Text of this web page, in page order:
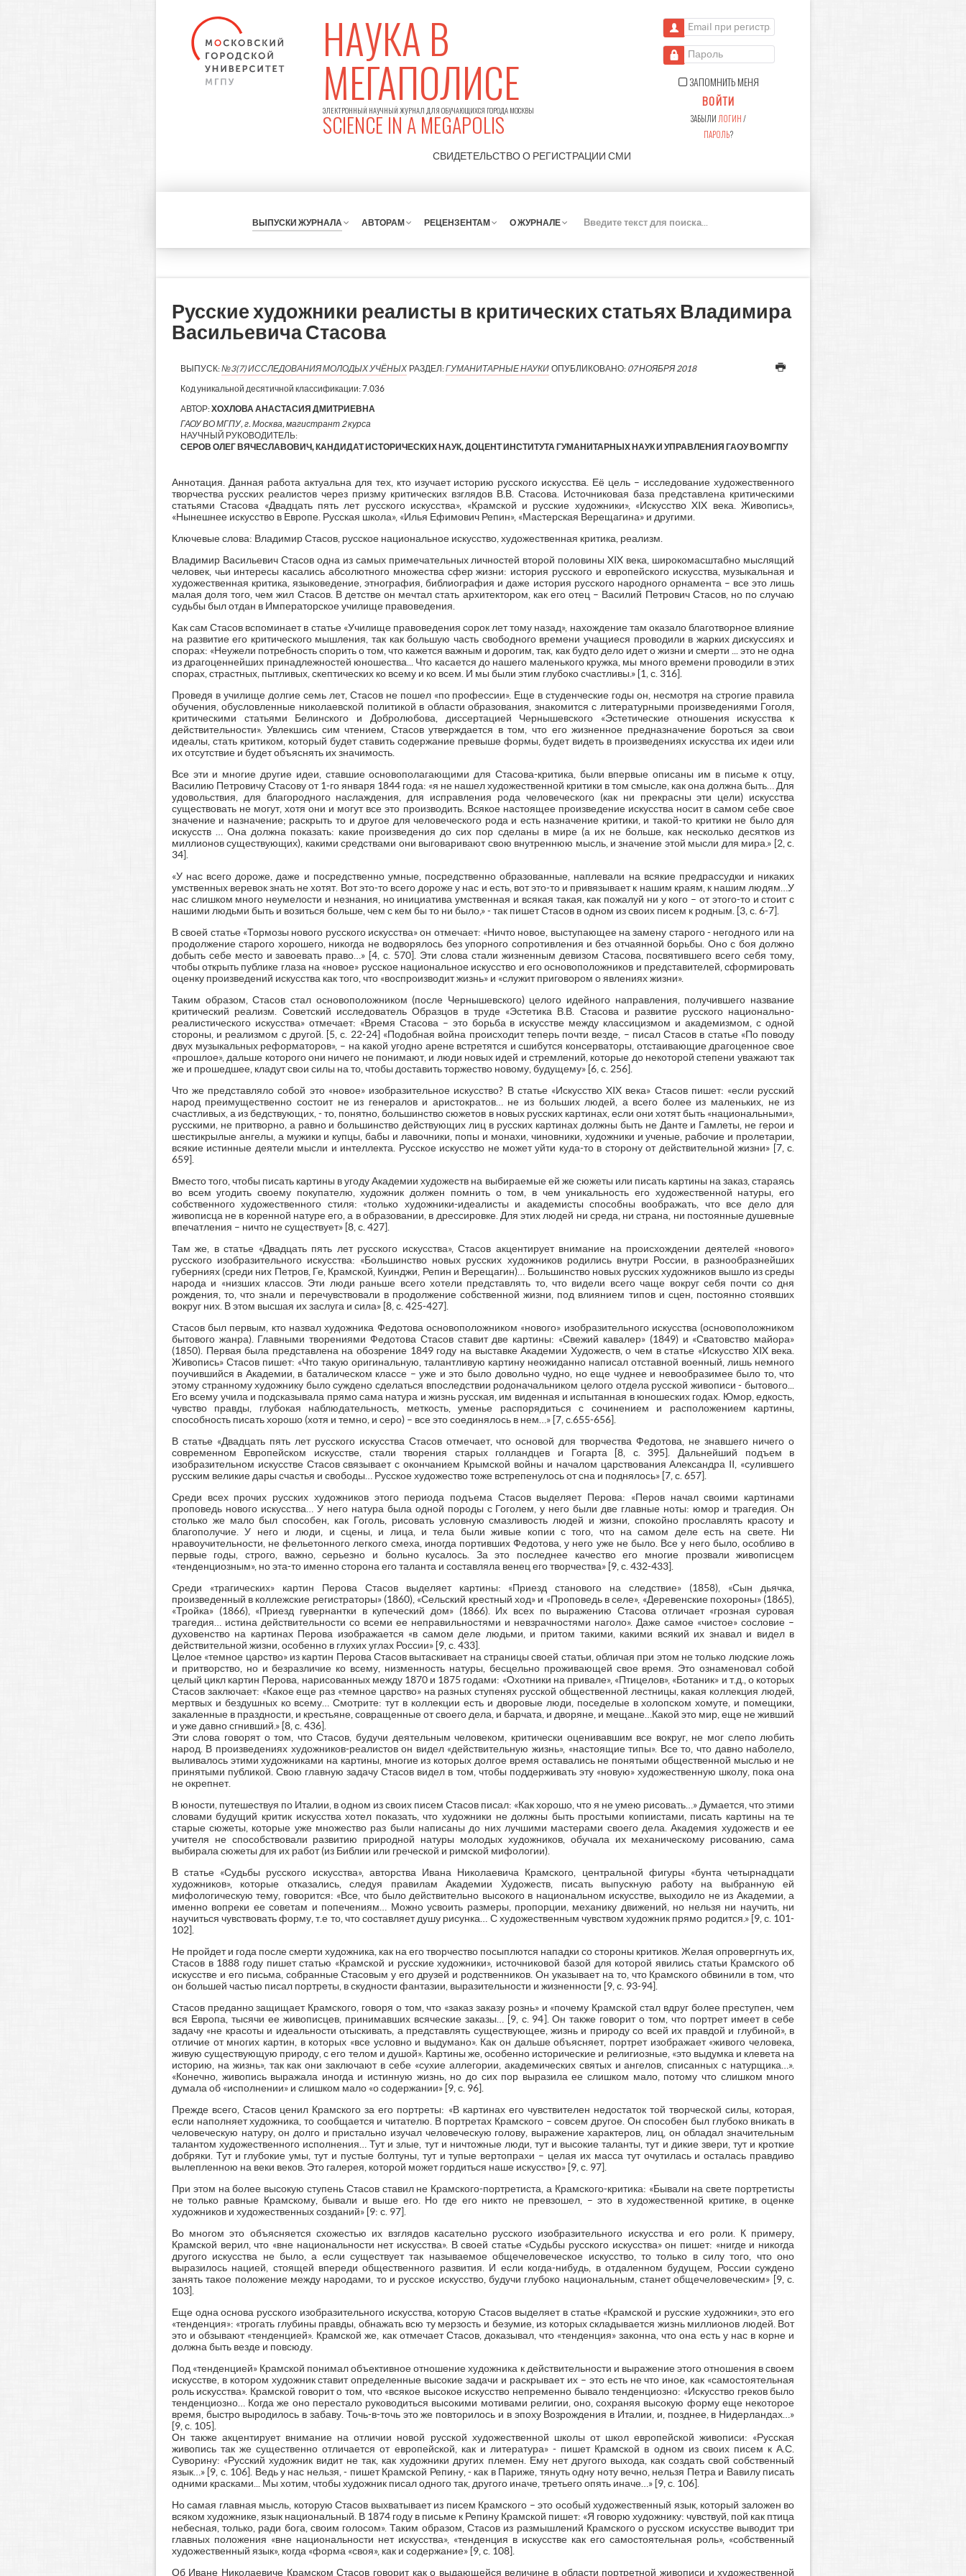
НАУКА В
МЕГАПОЛИСЕ
ЭЛЕКТРОННЫЙ НАУЧНЫЙ ЖУРНАЛ ДЛЯ ОБУЧАЮЩИХСЯ ГОРОДА МОСКВЫ
SCIENCE IN A MEGAPOLIS
СВИДЕТЕЛЬСТВО О РЕГИСТРАЦИИ СМИ
Email при регистрации
Пароль
ЗАПОМНИТЬ МЕНЯ
ВОЙТИ
ЗАБЫЛИ ЛОГИН/
ПАРОЛЬ?
ВЫПУСКИ ЖУРНАЛА АВТОРАМ РЕЦЕНЗЕНТАМ О ЖУРНАЛЕ
К
Русские художники реалисты в критических статьях Владимира
Васильевича Стасова
ВЫПУСК:№3(7) ИССЛЕДОВАНИЯ МОЛОДЫХ УЧЁНЫХ РАЗДЕЛ:ГУМАНИТАРНЫЕ НАУКИ ОПУБЛИКОВАНО: 07 НОЯБРЯ 2018
Код уникальной десятичной классификации:7.036
АВТОР:ХОХЛОВА АНАСТАСИЯ ДМИТРИЕВНА
ГАОУ ВО МГПУ, г. Москва, магистрант 2 курса
НАУЧНЫЙ РУКОВОДИТЕЛЬ:
СЕРОВ ОЛЕГ ВЯЧЕСЛАВОВИЧ, КАНДИДАТ ИСТОРИЧЕСКИХ НАУК, ДОЦЕНТ ИНСТИТУТА ГУМАНИТАРНЫХ НАУК И УПРАВЛЕНИЯ ГАОУ ВО МГПУ
Аннотация. Данная работа актуальна для тех, кто изучает историю русского искусства. Её цель – исследование художественного
творчества русских реалистов через призму критических взглядов В.В. Стасова. Источниковая база представлена критическими
статьями Стасова «Двадцать пять лет русского искусства», «Крамской и русские художники», «Искусство XIX века. Живопись»,
«Нынешнее искусство в Европе. Русская школа», «Илья Ефимович Репин», «Мастерская Верещагина» и другими.
Ключевые слова: Владимир Стасов, русское национальное искусство, художественная критика, реализм.
Владимир Васильевич Стасов одна из самых примечательных личностей второй половины XIX века, широкомасштабно мыслящий
человек, чьи интересы касались абсолютного множества сфер жизни: история русского и европейского искусства, музыкальная и
художественная критика, языковедение, этнография, библиография и даже история русского народного орнамента – все это лишь
малая доля того, чем жил Стасов. В детстве он мечтал стать архитектором, как его отец – Василий Петрович Стасов, но по случаю
судьбы был отдан в Императорское училище правоведения.
Как сам Стасов вспоминает в статье «Училище правоведения сорок лет тому назад», нахождение там оказало благотворное влияние
на развитие его критического мышления, так как большую часть свободного времени учащиеся проводили в жарких дискуссиях и
спорах: «Неужели потребность спорить о том, что кажется важным и дорогим, так, как будто дело идет о жизни и смерти ... это не одна
из драгоценнейших принадлежностей юношества... Что касается до нашего маленького кружка, мы много времени проводили в этих
спорах, страстных, пытливых, скептических ко всему и ко всем. И мы были этим глубоко счастливы.» [1, с. 316].
Проведя в училище долгие семь лет, Стасов не пошел «по профессии». Еще в студенческие годы он, несмотря на строгие правила
обучения, обусловленные николаевской политикой в области образования, знакомится с литературными произведениями Гоголя,
критическими статьями Белинского и Добролюбова, диссертацией Чернышевского «Эстетические отношения искусства к
действительности». Увлекшись сим чтением, Стасов утверждается в том, что его жизненное предназначение бороться за свои
идеалы, стать критиком, который будет ставить содержание превыше формы, будет видеть в произведениях искусства их идеи или
их отсутствие и будет объяснять их значимость.
Все эти и многие другие идеи, ставшие основополагающими для Стасова-критика, были впервые описаны им в письме к отцу,
Василию Петровичу Стасову от 1-го января 1844 года: «я не нашел художественной критики в том смысле, как она должна быть… Для
удовольствия, для благородного наслаждения, для исправления рода человеческого (как ни прекрасны эти цели) искусства
существовать не могут, хотя они и могут все это производить. Всякое настоящее произведение искусства носит в самом себе свое
значение и назначение; раскрыть то и другое для человеческого рода и есть назначение критики, и такой-то критики не было для
искусств … Она должна показать: какие произведения до сих пор сделаны в мире (а их не больше, как несколько десятков из
миллионов существующих), какими средствами они выговаривают свою внутреннюю мысль, и значение этой мысли для мира.» [2, c.
34].
«У нас всего дороже, даже и посредственно умные, посредственно образованные, наплевали на всякие предрассудки и никаких
умственных веревок знать не хотят. Вот это-то всего дороже у нас и есть, вот это-то и привязывает к нашим краям, к нашим людям…У
нас слишком много неумелости и незнания, но инициатива умственная и всякая такая, как пожалуй ни у кого – от этого-то и стоит с
нашими людьми быть и возиться больше, чем с кем бы то ни было,» - так пишет Стасов в одном из своих писем к родным. [3, с. 6-7].
В своей статье «Тормозы нового русского искусства» он отмечает: «Ничто новое, выступающее на замену старого - негодного или на
продолжение старого хорошего, никогда не водворялось без упорного сопротивления и без отчаянной борьбы. Оно с боя должно
добыть себе место и завоевать право…» [4, с. 570]. Эти слова стали жизненным девизом Стасова, посвятившего всего себя тому,
чтобы открыть публике глаза на «новое» русское национальное искусство и его основоположников и представителей, сформировать
оценку произведений искусства как того, что «воспроизводит жизнь» и «служит приговором о явлениях жизни».
Таким образом, Стасов стал основоположником (после Чернышевского) целого идейного направления, получившего название
критический реализм. Советский исследователь Образцов в труде «Эстетика В.В. Стасова и развитие русского национально-
реалистического искусства» отмечает: «Время Стасова – это борьба в искусстве между классицизмом и академизмом, с одной
стороны, и реализмом с другой. [5, с. 22-24] «Подобная война происходит теперь почти везде, – писал Стасов в статье «По поводу
двух музыкальных реформаторов», – на какой угодно арене встретятся и сшибутся консерваторы, отстаивающие драгоценное свое
«прошлое», дальше которого они ничего не понимают, и люди новых идей и стремлений, которые до некоторой степени уважают так
же и прошедшее, кладут свои силы на то, чтобы доставить торжество новому, будущему» [6, с. 256].
Что же представляло собой это «новое» изобразительное искусство? В статье «Искусство XIX века» Стасов пишет: «если русский
народ преимущественно состоит не из генералов и аристократов… не из больших людей, а всего более из маленьких, не из
счастливых, а из бедствующих, - то, понятно, большинство сюжетов в новых русских картинах, если они хотят быть «национальными»,
русскими, не притворно, а равно и большинство действующих лиц в русских картинах должны быть не Данте и Гамлеты, не герои и
шестикрылые ангелы, а мужики и купцы, бабы и лавочники, попы и монахи, чиновники, художники и ученые, рабочие и пролетарии,
всякие истинные деятели мысли и интеллекта. Русское искусство не может уйти куда-то в сторону от действительной жизни» [7, с.
659].
Вместо того, чтобы писать картины в угоду Академии художеств на выбираемые ей же сюжеты или писать картины на заказ, стараясь
во всем угодить своему покупателю, художник должен помнить о том, в чем уникальность его художественной натуры, его
собственного художественного стиля: «только художники-идеалисты и академисты способны воображать, что все дело для
живописца не в коренной натуре его, а в образовании, в дрессировке. Для этих людей ни среда, ни страна, ни постоянные душевные
впечатления – ничто не существует» [8, с. 427].
Там же, в статье «Двадцать пять лет русского искусства», Стасов акцентирует внимание на происхождении деятелей «нового»
русского изобразительного искусства: «Большинство новых русских художников родились внутри России, в разнообразнейших
губерниях (среди них Петров, Ге, Крамской, Куинджи, Репин и Верещагин)… Большинство новых русских художников вышло из среды
народа и «низших классов. Эти люди раньше всего хотели представлять то, что видели всего чаще вокруг себя почти со дня
рождения, то, что знали и перечувствовали в продолжение собственной жизни, под влиянием типов и сцен, постоянно стоявших
вокруг них. В этом высшая их заслуга и сила» [8, с. 425-427].
Стасов был первым, кто назвал художника Федотова основоположником «нового» изобразительного искусства (основоположником
бытового жанра). Главными творениями Федотова Стасов ставит две картины: «Свежий кавалер» (1849) и «Сватовство майора»
(1850). Первая была представлена на обозрение 1849 году на выставке Академии Художеств, о чем в статье «Искусство XIX века.
Живопись» Стасов пишет: «Что такую оригинальную, талантливую картину неожиданно написал отставной военный, лишь немного
поучившийся в Академии, в баталическом классе – уже и это было довольно чудно, но еще чуднее и невообразимее было то, что
этому странному художнику было суждено сделаться впоследствии родоначальником целого отдела русской живописи - бытового...
Его всему учила и подсказывала прямо сама натура и жизнь русская, им виденная и испытанная в юношеских годах. Юмор, едкость,
чувство правды, глубокая наблюдательность, меткость, уменье распорядиться с сочинением и расположением картины,
способность писать хорошо (хотя и темно, и серо) – все это соединялось в нем…» [7, с.655-656].
В статье «Двадцать пять лет русского искусства Стасов отмечает, что основой для творчества Федотова, не знавшего ничего о
современном Европейском искусстве, стали творения старых голландцев и Гогарта [8, с. 395]. Дальнейший подъем в
изобразительном искусстве Стасов связывает с окончанием Крымской войны и началом царствования Александра II, «сулившего
русским великие дары счастья и свободы… Русское художество тоже встрепенулось от сна и поднялось» [7, с. 657].
Среди всех прочих русских художников этого периода подъема Стасов выделяет Перова: «Перов начал своими картинами
проповедь нового искусства… У него натура была одной породы с Гоголем, у него были две главные ноты: юмор и трагедия. Он
столько же мало был способен, как Гоголь, рисовать условную смазливость людей и жизни, спокойно прославлять красоту и
благополучие. У него и люди, и сцены, и лица, и тела были живые копии с того, что на самом деле есть на свете. Ни
нравоучительности, не фельетонного легкого смеха, иногда портивших Федотова, у него уже не было. Все у него было, особливо в
первые годы, строго, важно, серьезно и больно кусалось. За это последнее качество его многие прозвали живописцем
«тенденциозным», но эта-то именно сторона его таланта и составляла венец его творчества» [9, с. 432-433].
Среди «трагических» картин Перова Стасов выделяет картины: «Приезд станового на следствие» (1858), «Сын дьячка,
произведенный в коллежские регистраторы» (1860), «Сельский крестный ход» и «Проповедь в селе», «Деревенские похороны» (1865),
«Тройка» (1866), «Приезд гувернантки в купеческий дом» (1866). Их всех по выражению Стасова отличает «грозная суровая
трагедия… истина действительности со всеми ее неправильностями и невзрачностями наголо». Даже самое «чистое» сословие –
духовенство на картинах Перова изображается «в самом деле людьми, и притом такими, какими всякий их знавал и видел в
действительной жизни, особенно в глухих углах России» [9, с. 433].
Целое «темное царство» из картин Перова Стасов вытаскивает на страницы своей статьи, обличая при этом не только людские ложь
и притворство, но и безразличие ко всему, низменность натуры, бесцельно проживающей свое время. Это ознаменовал собой
целый цикл картин Перова, нарисованных между 1870 и 1875 годами: «Охотники на привале», «Птицелов», «Ботаник» и т.д., о которых
Стасов заключает: «Какое еще раз «темное царство» на разных ступенях русской общественной лестницы, какая коллекция людей,
мертвых и бездушных ко всему… Смотрите: тут в коллекции есть и дворовые люди, поседелые в холопском хомуте, и помещики,
закаленные в праздности, и крестьяне, совращенные от своего дела, и барчата, и дворяне, и мещане…Какой это мир, еще не живший
и уже давно сгнивший.» [8, с. 436].
Эти слова говорят о том, что Стасов, будучи деятельным человеком, критически оценивавшим все вокруг, не мог слепо любить
народ. В произведениях художников-реалистов он видел «действительную жизнь», «настоящие типы». Все то, что давно наболело,
выливалось этими художниками на картины, многие из которых долгое время оставались не понятыми общественной мыслью и не
принятыми публикой. Свою главную задачу Стасов видел в том, чтобы поддерживать эту «новую» художественную школу, пока она
не окрепнет.
В юности, путешествуя по Италии, в одном из своих писем Стасов писал: «Как хорошо, что я не умею рисовать…» Думается, что этими
словами будущий критик искусства хотел показать, что художники не должны быть простыми копиистами, писать картины на те
старые сюжеты, которые уже множество раз были написаны до них лучшими мастерами своего дела. Академия художеств и ее
учителя не способствовали развитию природной натуры молодых художников, обучала их механическому рисованию, сама
выбирала сюжеты для их работ (из Библии или греческой и римской мифологии).
В статье «Судьбы русского искусства», авторства Ивана Николаевича Крамского, центральной фигуры «бунта четырнадцати
художников», которые отказались, следуя правилам Академии Художеств, писать выпускную работу на выбранную ей
мифологическую тему, говорится: «Все, что было действительно высокого в национальном искусстве, выходило не из Академии, а
именно вопреки ее советам и попечениям… Можно усвоить размеры, пропорции, механику движений, но нельзя ни научить, ни
научиться чувствовать форму, т.е то, что составляет душу рисунка… С художественным чувством художник прямо родится.» [9, с. 101-
102].
Не пройдет и года после смерти художника, как на его творчество посыплются нападки со стороны критиков. Желая опровергнуть их,
Стасов в 1888 году пишет статью «Крамской и русские художники», источниковой базой для которой явились статьи Крамского об
искусстве и его письма, собранные Стасовым у его друзей и родственников. Он указывает на то, что Крамского обвинили в том, что
он большей частью писал портреты, в скудности фантазии, выразительности и жизненности [9, с. 93-94].
Стасов преданно защищает Крамского, говоря о том, что «заказ заказу рознь» и «почему Крамской стал вдруг более преступен, чем
вся Европа, тысячи ее живописцев, принимавших всяческие заказы… [9, с. 94]. Он также говорит о том, что портрет имеет в себе
задачу «не красоты и идеальности отыскивать, а представлять существующее, жизнь и природу со всей их правдой и глубиной», в
отличие от многих картин, в которых «все условно и выдумано». Как он дальше объясняет, портрет изображает «живого человека,
живую существующую природу, с его телом и душой». Картины же, особенно исторические и религиозные, «это выдумка и клевета на
историю, на жизнь», так как они заключают в себе «сухие аллегории, академических святых и ангелов, списанных с натурщика…».
«Конечно, живопись выражала иногда и истинную жизнь, но до сих пор выразила ее слишком мало, потому что слишком много
думала об «исполнении» и слишком мало «о содержании» [9, с. 96].
Прежде всего, Стасов ценил Крамского за его портреты: «В картинах его чувствителен недостаток той творческой силы, которая,
если наполняет художника, то сообщается и читателю. В портретах Крамского – совсем другое. Он способен был глубоко вникать в
человеческую натуру, он долго и пристально изучал человеческую голову, выражение характеров, лиц, он обладал значительным
талантом художественного исполнения… Тут и злые, тут и ничтожные люди, тут и высокие таланты, тут и дикие звери, тут и кроткие
добряки. Тут и глубокие умы, тут и пустые болтуны, тут и тупые вертопрахи – целая их масса тут очутилась и осталась правдиво
вылепленною на веки веков. Это галерея, которой может гордиться наше искусство» [9, с. 97].
При этом на более высокую ступень Стасов ставил не Крамского-портретиста, а Крамского-критика: «Бывали на свете портретисты
не только равные Крамскому, бывали и выше его. Но где его никто не превзошел, – это в художественной критике, в оценке
художников и художественных созданий» [9: с. 97].
Во многом это объясняется схожестью их взглядов касательно русского изобразительного искусства и его роли. К примеру,
Крамской верил, что «вне национальности нет искусства». В своей статье «Судьбы русского искусства» он пишет: «нигде и никогда
другого искусства не было, а если существует так называемое общечеловеческое искусство, то только в силу того, что оно
выразилось нацией, стоящей впереди общественного развития. И если когда-нибудь, в отдаленном будущем, России суждено
занять такое положение между народами, то и русское искусство, будучи глубоко национальным, станет общечеловеческим» [9, с.
103].
Еще одна основа русского изобразительного искусства, которую Стасов выделяет в статье «Крамской и русские художники», это его
«тенденция»: «трогать глубины правды, обнажать всю ту мерзость и безумие, из которых складывается жизнь миллионов людей. Вот
это и обзывают «тенденцией». Крамской же, как отмечает Стасов, доказывал, что «тенденция» законна, что она есть у нас в корне и
должна быть везде и повсюду.
Под «тенденцией» Крамской понимал объективное отношение художника к действительности и выражение этого отношения в своем
искусстве, в котором художник ставит определенные высокие задачи и раскрывает их – это есть не что иное, как «самостоятельная
роль искусства». Крамской говорит о том, что «всякое высокое искусство непременно бывало тенденциозно: «Искусство греков было
тенденциозно… Когда же оно перестало руководиться высокими мотивами религии, оно, сохраняя высокую форму еще некоторое
время, быстро выродилось в забаву. Точь-в-точь это же повторилось и в эпоху Возрождения в Италии, и, позднее, в Нидерландах…»
[9, с. 105].
Он также акцентирует внимание на отличии новой русской художественной школы от школ европейской живописи: «Русская
живопись так же существенно отличается от европейской, как и литература» - пишет Крамской в одном из своих писем к А.С.
Суворину: «Русский художник видит не так, как художники других племен. Ему нет другого выхода, как создать свой собственный
язык…» [9, с. 106]. Ведь у нас нельзя, - пишет Крамской Репину, - как в Париже, тянуть одну ноту вечно, нельзя Петра и Вавилу писать
одними красками... Мы хотим, чтобы художник писал одного так, другого иначе, третьего опять иначе…» [9, с. 106].
Но самая главная мысль, которую Стасов выхватывает из писем Крамского – это особый художественный язык, который заложен во
всяком художнике, язык национальный. В 1874 году в письме к Репину Крамской пишет: «Я говорю художнику: чувствуй, пой как птица
небесная, только, ради бога, своим голосом». Таким образом, Стасов из размышлений Крамского о русском искусстве выводит три
главных положения «вне национальности нет искусства», «тенденция в искусстве как его самостоятельная роль», «собственный
художественный язык», когда «форма «своя», как и содержание» [9, с. 108].
Об Иване Николаевиче Крамском Стасов говорит как о выдающейся величине в области портретной живописи и художественной